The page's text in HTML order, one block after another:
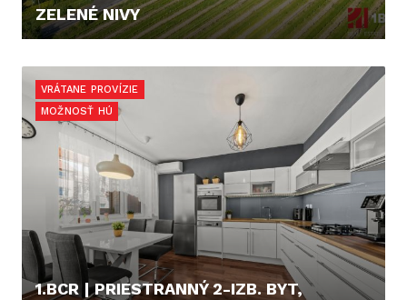
ZELENÉ NIVY
VRÁTANE PROVÍZIE
MOŽNOSŤ HÚ
1.BCR | PRIESTRANNÝ 2-IZB. BYT,